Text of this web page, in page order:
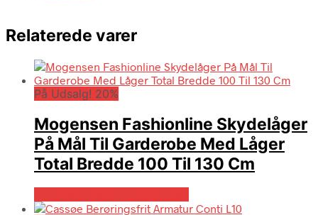
Relaterede varer
På Udsalg! 20%
Mogensen Fashionline Skydelåger
På Mål Til Garderobe Med Låger
Total Bredde 100 Til 130 Cm